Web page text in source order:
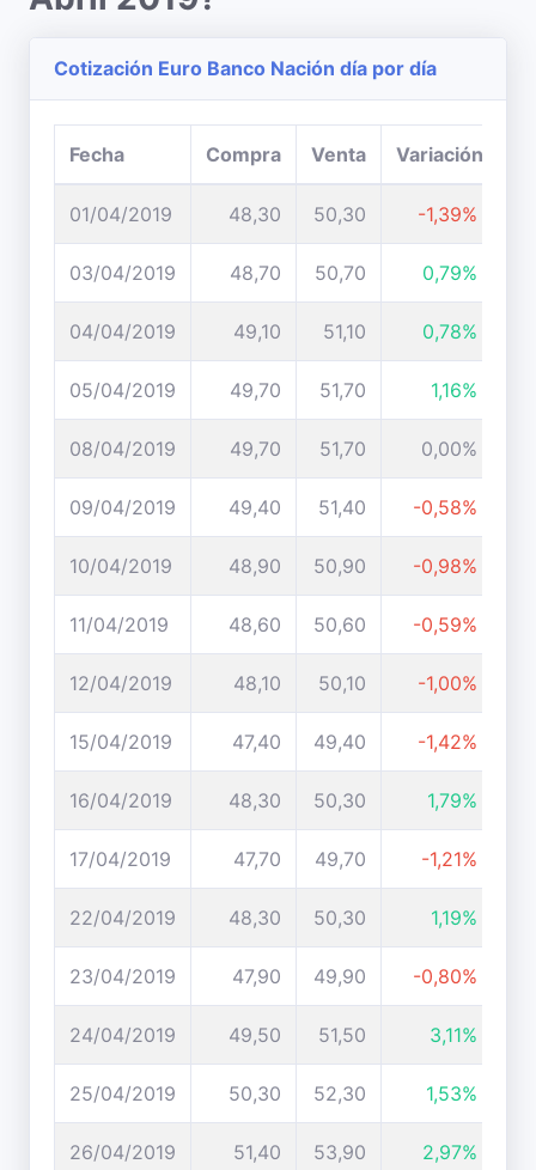
Cotización Euro Banco Nación día por día
Fecha Compra Venta Variación
01/04/2019 48,30 50,30 -1,39%
03/04/2019 48,70 50,70 0,79%
04/04/2019 49,10 51,10 0,78%
05/04/2019 49,70 51,70 1,16%
08/04/2019 49,70 51,70 0,00%
09/04/2019 49,40 51,40 -0,58%
10/04/2019 48,90 50,90 -0,98%
11/04/2019 48,60 50,60 -0,59%
12/04/2019 48,10 50,10 -1,00%
15/04/2019 47,40 49,40 -1,42%
16/04/2019 48,30 50,30 1,79%
17/04/2019 47,70 49,70 -1,21%
22/04/2019 48,30 50,30 1,19%
23/04/2019 47,90 49,90 -0,80%
24/04/2019 49,50 51,50 3,11%
25/04/2019 50,30 52,30 1,53%
26/04/2019 51,40 53,90 2,97%